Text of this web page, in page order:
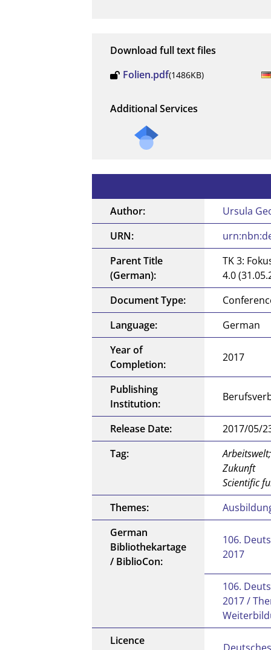
Download full text files
Folien.pdf(1486KB)
Additional Services
Author:
Ursula
URN:
Parent Title
(German):
TK 3:
4.0
Document Type:
Language:
German
Year of
Completion:
2017
Publishing
Institution:
Release Date:
2017/05/
Tag:
Zukunft
Scientific
Themes:
German
Bibliothekartage
/ BiblioCon:
106.
2017
106.
2017 /
Licence